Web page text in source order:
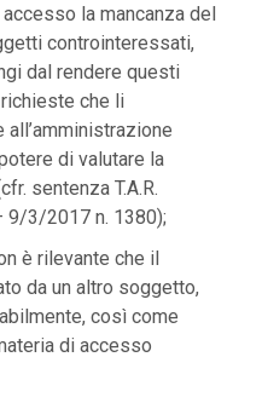
la mancanza del
controinteressati,
dal rendere questi
che li
di valutare la
sentenza T.A.R.
9/3/2017 n. 1380);
è rilevante che il
da un altro soggetto,
così come
di accesso